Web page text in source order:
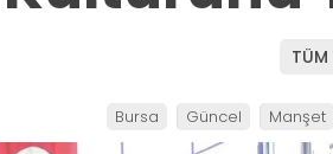
TÜM
Bursa Güncel Manşet